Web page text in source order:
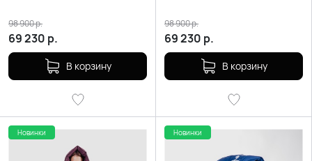
69 230 р.
98 900р.
В корзину
69 230 р.
98 900р.
В корзину
Новинки Новинки